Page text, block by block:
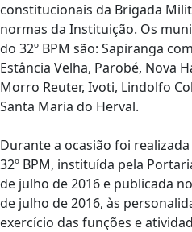
constitucionais da Brigada
normas da Instituição. Os
do 32º BPM são: Sapiranga
Estância Velha, Parobé, Nova
Morro Reuter, Ivoti, Lindolfo
Santa Maria do Herval.
Durante a ocasião foi
32º BPM, instituída pela
de julho de 2016 e publicada
de julho de 2016, às
exercício das funções e